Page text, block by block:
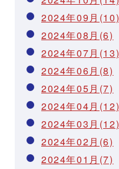
2024年09月(10)
2024年08月(6)
2024年07月(13)
2024年06月(8)
2024年05月(7)
2024年04月(12)
2024年03月(12)
2024年02月(6)
2024年01月(7)